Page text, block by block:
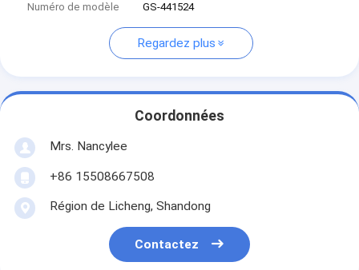
Numéro de modèle
GS-441524
Regardez plus
Coordonnées
Mrs. Nancylee
+86 15508667508
Région de Licheng, Shandong
Contactez